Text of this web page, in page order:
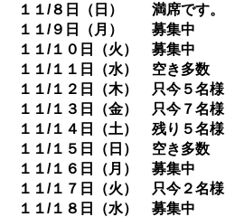
１１/８日（日） 満席です。
１１/９日（月） 募集中
１１/１０日（火） 募集中
１１/１１日（水） 空き多数
１１/１２日（木） 只今５名様
１１/１３日（金） 只今７名様
１１/１４日（土） 残り５名様
１１/１５日（日） 空き多数
１１/１６日（月） 募集中
１１/１７日（火） 只今２名様
１１/１８日（水） 募集中